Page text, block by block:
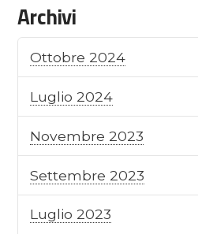
Archivi
Ottobre 2024
Luglio 2024
Novembre 2023
Settembre 2023
Luglio 2023